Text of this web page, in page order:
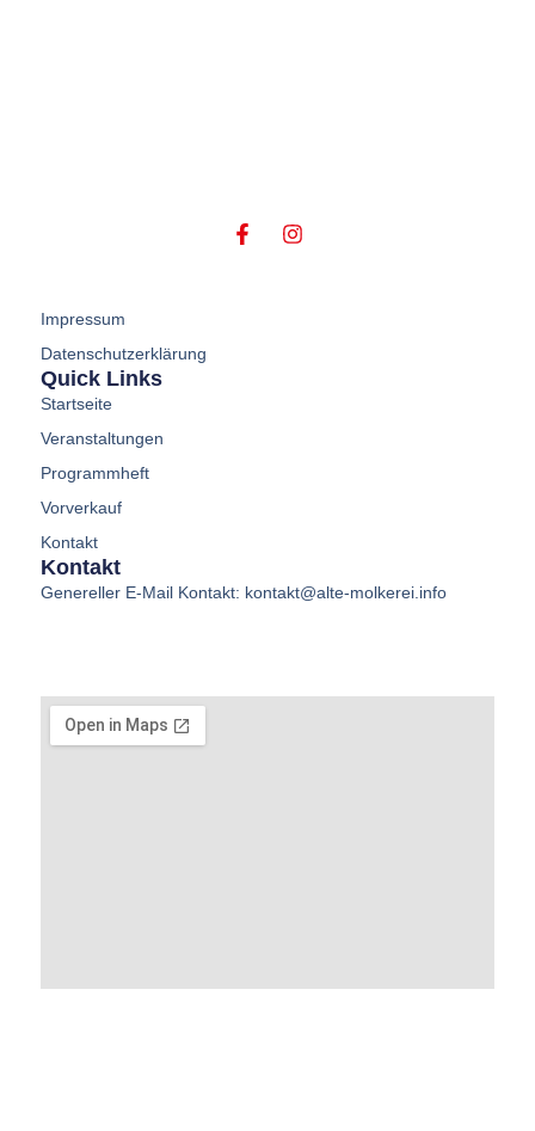
Impressum
Datenschutzerklärung
Quick Links
Startseite
Veranstaltungen
Programmheft
Vorverkauf
Kontakt
Kontakt
Genereller E-Mail Kontakt: kontakt@alte-molkerei.info